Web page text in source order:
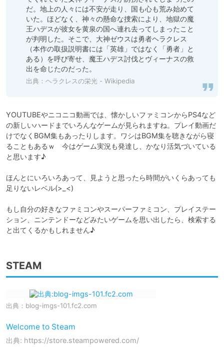
だ。地上の人々には不安が走り、国も心も荒み始めて
いた。ほどなく、神々の懸命な捜索により、地獄の魔
王ハデスが彼女を黄泉の国へ連れ去ってしまったこと
が判明した。そこで、大神ゼウスは勇者ヘラクレス
（本作の取扱説明書には「英雄」ではなく「勇者」と
ある）を呼び寄せ、魔王ハデス討伐とヴィーナスの救
出を命じたのだった。
出典： ヘラクレスの栄光 - Wikipedia
YOUTUBEやニコニコ動画では、懐かしいファミコンからPS4など
の新しいハードまでいろんなゲームが見られますね。プレイ動画だ
けでなくBGM集もあったりします。ワシはBGM集を聴きながら寝
ることもあるｗ　今はゲーム実況も発達し、かなり活気づいている
と思います♪
ほんとにいろいろあって、見ようと思ったら時間がいくらあっても
足りないレベル(>_<)
もし自分の好きなファミコンやスーパーファミコン、プレイステー
ション、ニンテンドーなどみたいゲームを思い出したら、検索する
と出てくるかもしれません♪
STEAM
出典： blog-imgs-101.fc2.com
Welcome to Steam
出典: https://store.steampowered.com/